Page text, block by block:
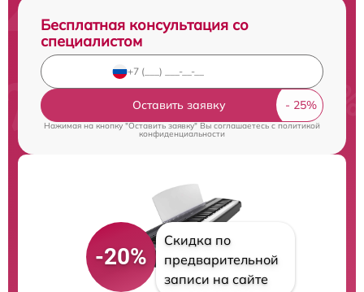
Бесплатная консультация со
специалистом
Оставить заявку
Нажимая на кнопку "Оставить заявку" Вы соглашаетесь cполитикой
конфиденциальности
-20%
Скидка по
предварительной
записи на сайте